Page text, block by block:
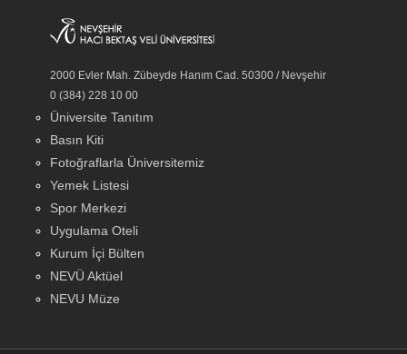
2000 Evler Mah. Zübeyde Hanım Cad. 50300 / Nevşehir
0 (384) 228 10 00
Üniversite Tanıtım
Basın Kiti
Fotoğraflarla Üniversitemiz
Yemek Listesi
Spor Merkezi
Uygulama Oteli
Kurum İçi Bülten
NEVÜ Aktüel
NEVU Müze